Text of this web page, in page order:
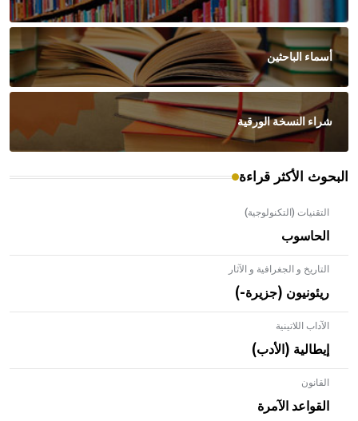
أسماء الباحثين
شراء النسخة الورقية
البحوث الأكثر قراءة
التقنيات (التكنولوجية)
الحاسوب
التاريخ و الجغرافية و الآثار
ريئونيون (جزيرة-)
الآداب اللاتينية
إيطالية (الأدب)
القانون
القواعد الآمرة
- هل تعلم أن الأبلق نوع من الفنون الهندسية التي ارتبطت
بالعمارة الإسلامية في بلاد الشام ومصر خاصة، حيث يحرص
المعمار على بناء مداميكه وخاصة في الواجهات